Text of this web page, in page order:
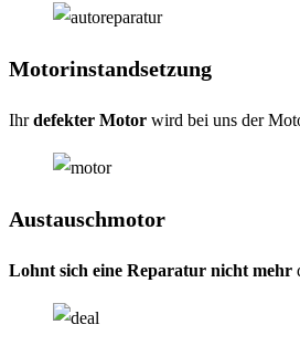
Motorinstandsetzung
Ihrdefekter Motor wird bei uns der
Austauschmotor
Lohnt sich eine Reparatur nicht mehr